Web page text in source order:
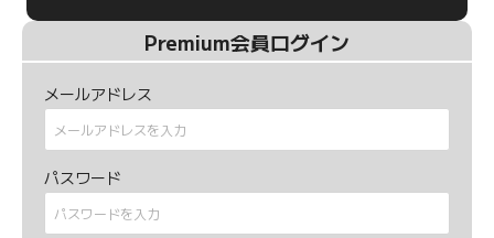
Premium会員ログイン
メールアドレス
パスワード